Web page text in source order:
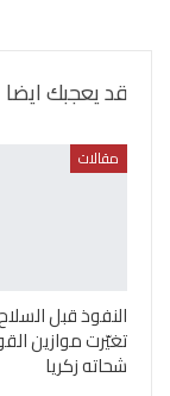
قد يعجبك ايضا
مقالات
النفوذ قبل
تغيّرت موازين
شحاته زكريا